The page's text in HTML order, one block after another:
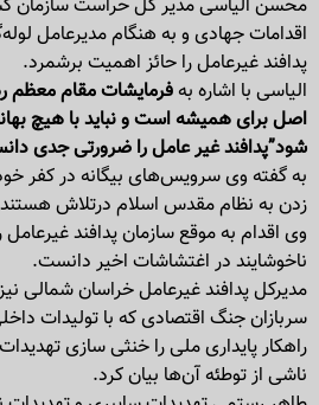
محسن الیاسی مدیر کل حراست سازمان
اقدامات جهادی و به هنگام مدیر‌عامل
پدافند غیر‌عامل را حائز اهمیت برشمرد.
الیاسی با اشاره بهفرمایشات مقام معظم
اصل برای همیشه است و نباید با هیچ
شود”پدافند غیر عامل را ضرورتی جدی
به گفته وی سرویس‌های بیگانه در کفر
زدن به نظام مقدس اسلام درتلاش
وی اقدام به موقع سازمان پدافند غیر‌عامل
ناخوشایند در اغتشاشات اخیر دانست.
مدیر‌کل پدافند غیر‌عامل خراسان
سربازان جنگ اقتصادی که با تولیدات
راهکار پایداری ملی را خنثی سازی
ناشی از توطئه آن‌ها بیان کرد.